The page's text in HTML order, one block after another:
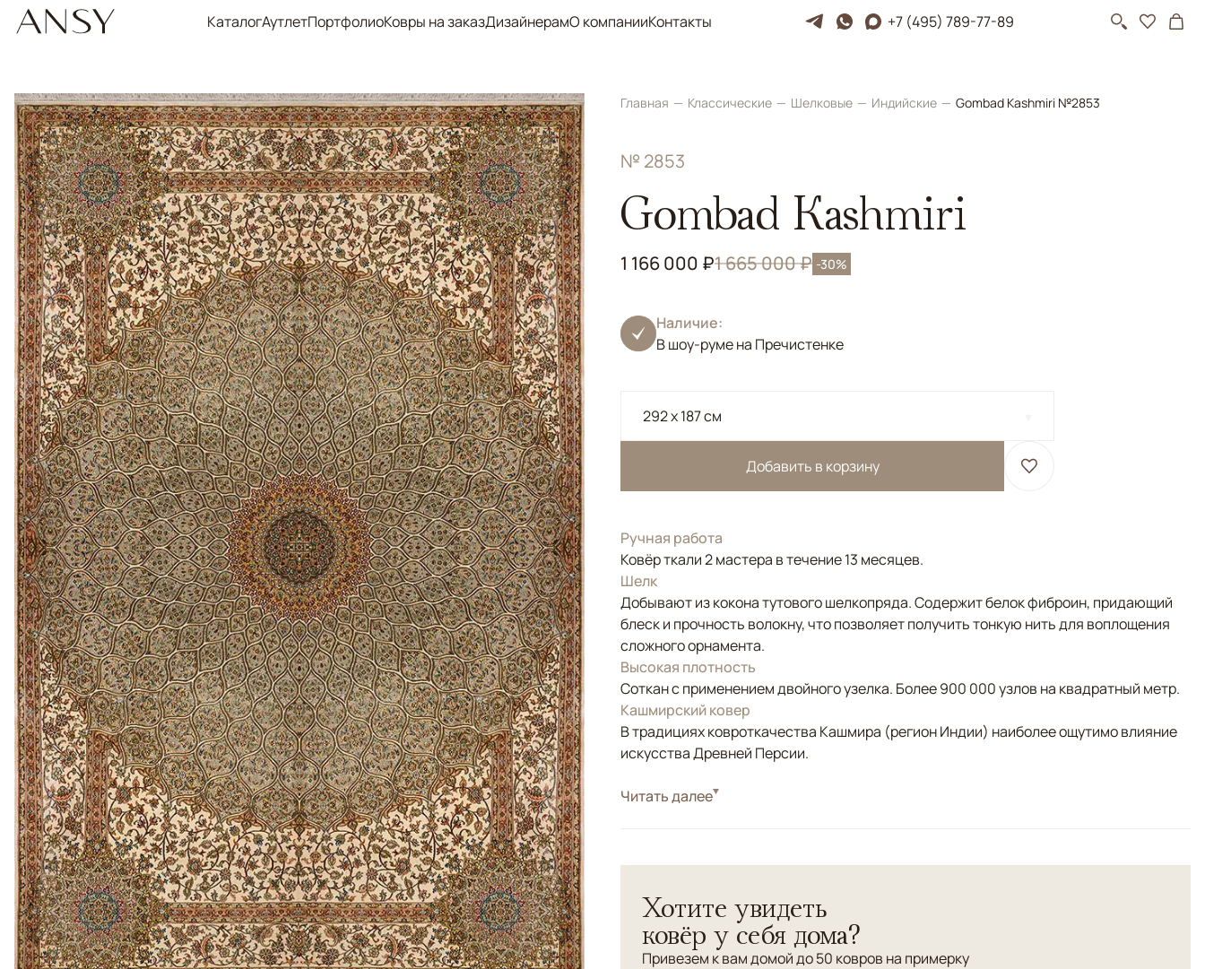
КаталогАутлетПортфолиоКовры на заказДизайнерамО компанииКонтакты +7 (495) 789-77-89
Главная Классические Шелковые Индийские Gombad Kashmiri №2853
№ 2853
Gombad Kashmiri
1 166 000 ₽1 665 000 ₽ -30%
Наличие:
В шоу-руме на Пречистенке
292 x 187 см
Добавить в корзину
Ручная работа
Ковёр ткали 2 мастера в течение 13 месяцев.
Шелк
Добывают из кокона тутового шелкопряда. Содержит белок фиброин, придающий
блеск и прочность волокну, что позволяет получить тонкую нить для воплощения
сложного орнамента.
Высокая плотность
Соткан с применением двойного узелка. Более 900 000 узлов на квадратный метр.
Кашмирский ковер
В традициях ковроткачества Кашмира (регион Индии) наиболее ощутимо влияние
искусства Древней Персии.
СтильКлассические
Натуральный шелк высшей категории.
Читать далее
Хотите увидеть
ковёр у себя дома?
Привезем к вам домой до 50 ковров на примерку